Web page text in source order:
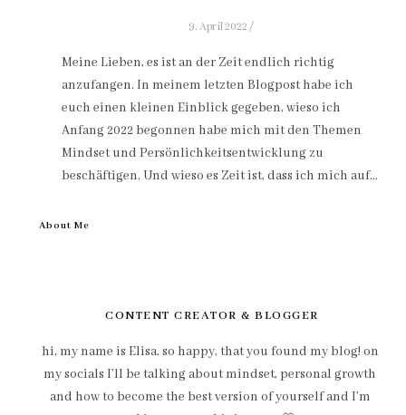
9. April 2022 /
Meine Lieben, es ist an der Zeit endlich richtig
anzufangen. In meinem letzten Blogpost habe ich
euch einen kleinen Einblick gegeben, wieso ich
Anfang 2022 begonnen habe mich mit den Themen
Mindset und Persönlichkeitsentwicklung zu
beschäftigen. Und wieso es Zeit ist, dass ich mich auf…
About Me
CONTENT CREATOR & BLOGGER
hi, my name is Elisa. so happy, that you found my blog! on
my socials I’ll be talking about mindset, personal growth
and how to become the best version of yourself and I’m